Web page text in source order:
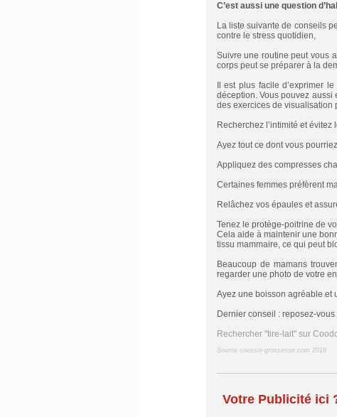
C’est aussi une question
La liste suivante de conseils
contre le stress quotidien,
Suivre une routine peut vous
corps peut se préparer à la
Il est plus facile d’exprimer
déception. Vous pouvez
des exercices de visualisation
Recherchez l’intimité et évitez
Ayez tout ce dont vous
Appliquez des compresses
Certaines femmes préfèrent
Relâchez vos épaules et
Tenez le protège-poitrine de
Cela aide à maintenir une
tissu mammaire, ce qui peut
Beaucoup de mamans
regarder une photo de votre
Ayez une boisson agréable et
Dernier conseil : reposez-
Rechercher "tire-lait" sur
Source coussin-grossesse.com 2018
Votre Publicité ici